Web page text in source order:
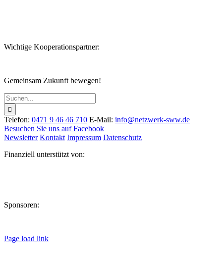
Wichtige Kooperationspartner:
Gemeinsam Zukunft bewegen!
Suche
nach:
Telefon: 0471 9 46 46 710 E-Mail: info@netzwerk-sww.de
Besuchen Sie uns auf Facebook
Newsletter Kontakt Impressum Datenschutz
Finanziell unterstützt von:
Sponsoren:
Page load link